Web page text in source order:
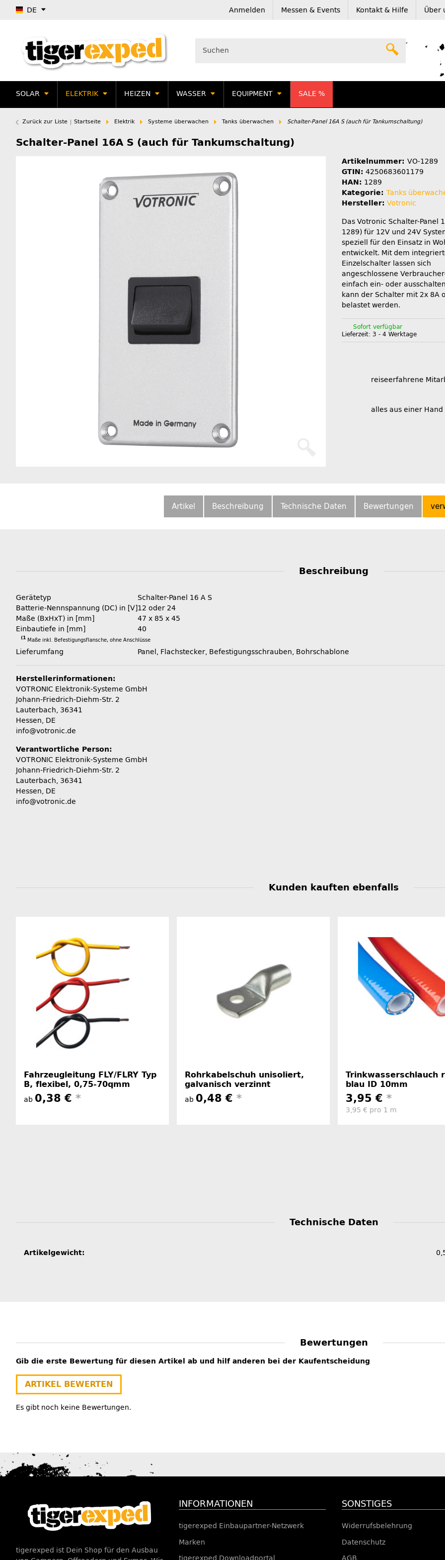
DE Anmelden Messen & Events Kontakt & Hilfe Über
SOLAR ELEKTRIK HEIZEN WASSER EQUIPMENT SALE %
Zurück zur Liste Startseite Elektrik Systeme überwachen Tanks überwachen Schalter-Panel 16A S (auch für Tankumschaltung)
Schalter-Panel 16A S (auch für Tankumschaltung)
Artikelnummer: VO-1289
GTIN: 4250683601179
HAN: 1289
Kategorie: Tanks
Hersteller: Votronic
Das Votronic Schalter-Panel
1289) für 12V und 24V
speziell für den Einsatz in
entwickelt. Mit dem
Einzelschalter lassen sich
angeschlossene
einfach ein- oder
kann der Schalter mit 2x 8A
belastet werden.
Sofort verfügbar
Lieferzeit: 3 - 4 Werktage
reiseerfahrene
alles aus einer Hand
Artikel Beschreibung Technische Daten Bewertungen
Beschreibung
Gerätetyp
Schalter-Panel 16 A S
Batterie-Nennspannung (DC) in [V]12 oder 24
Maße (BxHxT) in [mm]
47 x 85 x 45
Einbautiefe in [mm]
40
(1 Maße inkl. Befestigungsflansche, ohne Anschlüsse
Lieferumfang Panel, Flachstecker, Befestigungsschrauben, Bohrschablone
Herstellerinformationen:
VOTRONIC Elektronik-Systeme GmbH
Johann-Friedrich-Diehm-Str. 2
Lauterbach, 36341
Hessen, DE
info@votronic.de
Verantwortliche Person:
VOTRONIC Elektronik-Systeme GmbH
Johann-Friedrich-Diehm-Str. 2
Lauterbach, 36341
Hessen, DE
info@votronic.de
Kunden kauften ebenfalls
Fahrzeugleitung FLY/FLRY Typ
B, flexibel, 0,75-70qmm
ab 0,38 € *
Rohrkabelschuh unisoliert,
galvanisch verzinnt
ab 0,48 € *
Trinkwasserschlauch
blau ID 10mm
3,95 € *
3,95 € pro 1 m
Technische Daten
Produkteigenschaft
Wert
Artikelgewicht:
Bewertungen
Gib die erste Bewertung für diesen Artikel ab und hilf anderen bei der Kaufentscheidung
ARTIKEL BEWERTEN
Es gibt noch keine Bewertungen.
tigerexped ist Dein Shop für den Ausbau
INFORMATIONEN
tigerexped Einbaupartner-Netzwerk
Marken
SONSTIGES
Widerrufsbelehrung
Datenschutz